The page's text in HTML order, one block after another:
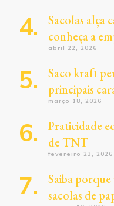
Sacolas alça
conheça a
abril 22, 2026
Saco kraft
principais
março 18, 2026
Praticidade
de TNT
fevereiro 23, 2026
Saiba porque
sacolas de